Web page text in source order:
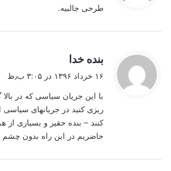
:
طرحی جالبیه.
بنده خدا
:
۱۶ خرداد ۱۳۹۶ در ۳:۰۵ ب٫ظ
با این جریان سیاسی که در بالا
ریزی کنید در جریانهای سیاسی
کنند – بنده حقیر و بسیاری
حاضریم در این راه بدون